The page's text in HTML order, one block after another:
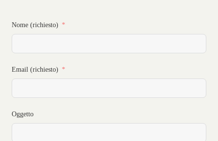
Nome (richiesto)
Email (richiesto)
Oggetto